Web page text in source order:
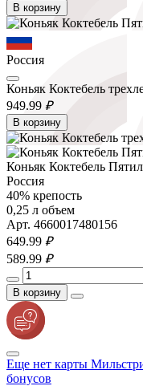
В корзину
Россия
Коньяк Коктебель
949.99 ₽
В корзину
Коньяк Коктебель
Россия
40% крепость
0,25 л объем
Арт. 4660017480156
649.99 ₽
589.99 ₽
В корзину
Еще нет карты
бонусов